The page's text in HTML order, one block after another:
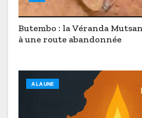
Butembo : la Véranda
à une route abandonnée
A LA UNE